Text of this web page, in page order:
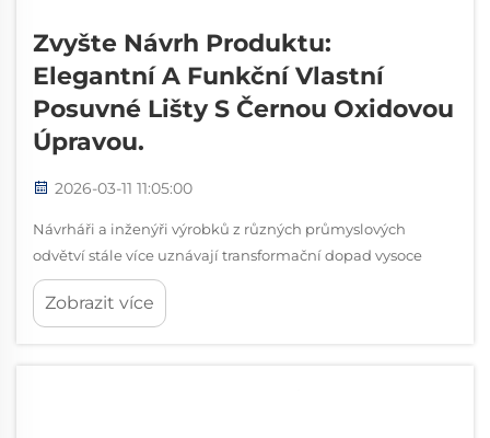
Zvyšte Návrh Produktu:
Elegantní A Funkční Vlastní
Posuvné Lišty S Černou Oxidovou
Úpravou.
2026-03-11 11:05:00
Návrháři a inženýři výrobků z různých průmyslových
odvětví stále více uznávají transformační dopad vysoce
kvalitních posuvných lišt jak na funkčnost, tak na estetický
vzhled. Pokud návrh výrobku vyžaduje přesné pohyby při
Zobrazit více